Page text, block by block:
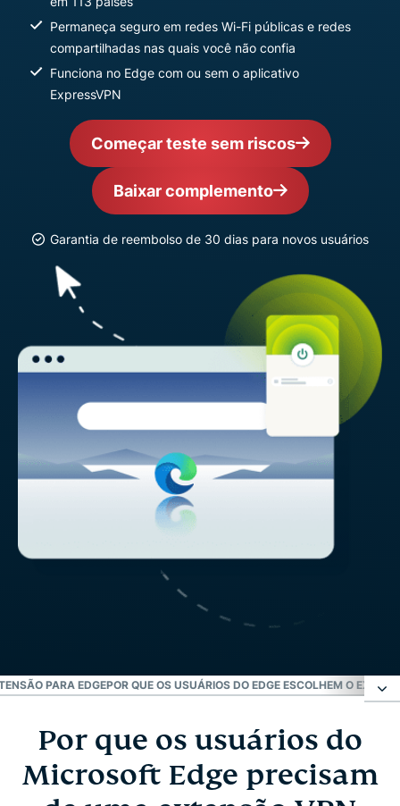
Permaneça seguro em redes Wi-Fi públicas e redes
compartilhadas nas quais você não confia
Funciona no Edge com ou sem o aplicativo
ExpressVPN
Começar teste sem riscos
Baixar complemento
Garantia de reembolso de 30 dias para novos usuários
PARA EDGEPOR QUE OS USUÁRIOS DO EDGE ESCOLHEM O
Por que os usuários do Microsoft Edge precisam
de uma extensão VPN
Por que os usuários do
Microsoft Edge precisam